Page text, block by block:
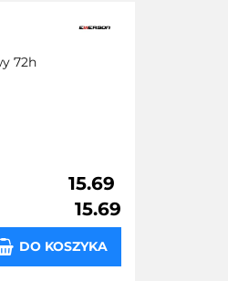
72h
15.69
15.69
DO KOSZYKA